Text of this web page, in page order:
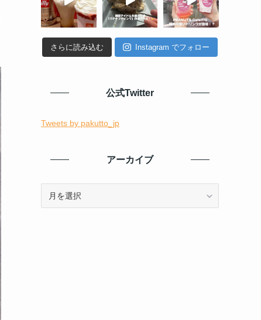
さらに読み込む Instagram でフォロー
公式Twitter
Tweets by pakutto_jp
アーカイブ